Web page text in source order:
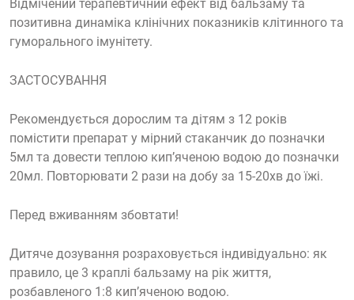
Відмічений терапевтичний ефект від бальзаму та
позитивна динаміка клінічних показників клітинного та
гуморального імунітету.
ЗАСТОСУВАННЯ
Рекомендується дорослим та дітям з 12 років
помістити препарат у мірний стаканчик до позначки
5мл та довести теплою кип’яченою водою до позначки
20мл. Повторювати 2 рази на добу за 15-20хв до їжі.
Перед вживанням збовтати!
Дитяче дозування розраховується індивідуально: як
правило, це 3 краплі бальзаму на рік життя,
розбавленого 1:8 кип’яченою водою.